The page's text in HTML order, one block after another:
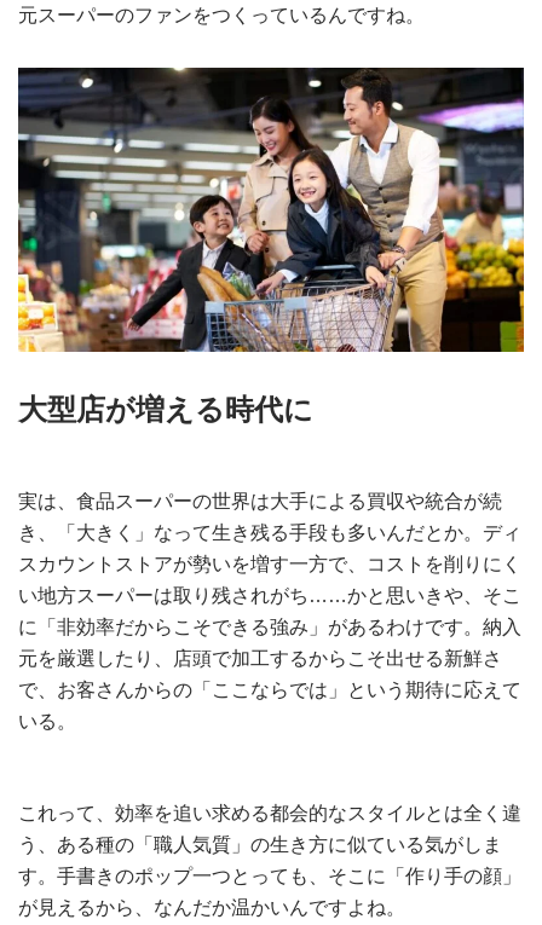
元スーパーのファンをつくっているんですね。
大型店が増える時代に
実は、食品スーパーの世界は大手による買収や統合が続
き、「大きく」なって生き残る手段も多いんだとか。ディ
スカウントストアが勢いを増す一方で、コストを削りにく
い地方スーパーは取り残されがち……かと思いきや、そこ
に「非効率だからこそできる強み」があるわけです。納入
元を厳選したり、店頭で加工するからこそ出せる新鮮さ
で、お客さんからの「ここならでは」という期待に応えて
いる。
これって、効率を追い求める都会的なスタイルとは全く違
う、ある種の「職人気質」の生き方に似ている気がしま
す。手書きのポップ一つとっても、そこに「作り手の顔」
が見えるから、なんだか温かいんですよね。